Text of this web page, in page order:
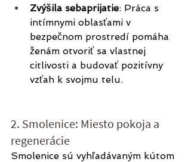
Zvýšila sebaprijatie: Práca s
intímnymi oblasťami v
bezpečnom prostredí pomáha
ženám otvoriť sa vlastnej
citlivosti a budovať pozitívny
vzťah k svojmu telu.
2. Smolenice: Miesto pokoja a
regenerácie
Smolenice sú vyhľadávaným kútom